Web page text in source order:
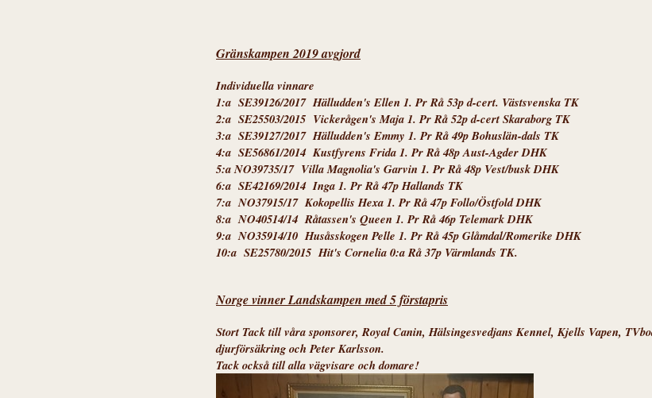
Gränskampen 2019 avgjord
Individuella vinnare
1:a SE39126/2017 Hälludden's Ellen 1. Pr Rå 53p d-cert. Västsvenska TK
2:a SE25503/2015 Vickerågen's Maja 1. Pr Rå 52p d-cert Skaraborg TK
3:a SE39127/2017 Hälludden's Emmy 1. Pr Rå 49p Bohuslän-dals TK
4:a SE56861/2014 Kustfyrens Frida 1. Pr Rå 48p Aust-Agder DHK
5:a NO39735/17 Villa Magnolia's Garvin 1. Pr Rå 48p Vest/busk DHK
6:a SE42169/2014 Inga 1. Pr Rå 47p Hallands TK
7:a NO37915/17 Kokopellis Hexa 1. Pr Rå 47p Follo/Östfold DHK
8:a NO40514/14 Råtassen's Queen 1. Pr Rå 46p Telemark DHK
9:a NO35914/10 Husåsskogen Pelle 1. Pr Rå 45p Glåmdal/Romerike DHK
10:a SE25780/2015 Hit's Cornelia 0:a Rå 37p Värmlands TK.
Norge vinner Landskampen med 5 förstapris
Stort Tack till våra sponsorer, Royal Canin, Hälsingesvedjans Kennel, Kjells Vapen,
djurförsäkring och Peter Karlsson.
Tack också till alla vägvisare och domare!